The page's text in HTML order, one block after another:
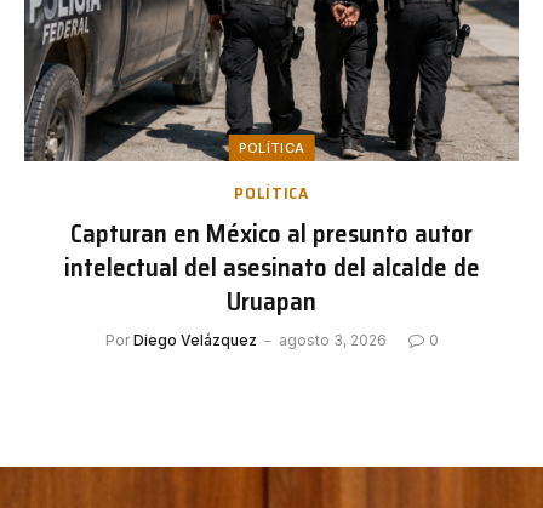
POLÍTICA
POLÍTICA
Capturan en México al presunto autor
intelectual del asesinato del alcalde de
Uruapan
Por Diego Velázquez agosto 3, 2026 0